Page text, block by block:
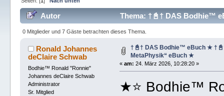
Autor
Thema: †📓† DAS Bodhie™
(Gelesen 433 mal)
0 Mitglieder und 7 Gäste betrachten dieses Thema.
Ronald Johannes
deClaire Schwab
Bodhie™ Ronald "Ronnie"
Johannes deClaire Schwab
Administrator
Sr. Mitglied
†📓† DAS Bodhie™ eBuch ★
MetaPhysik“ eBuch ★
«am: 24. März 2026, 10:28:20 »
★⭐️ Bodhie™